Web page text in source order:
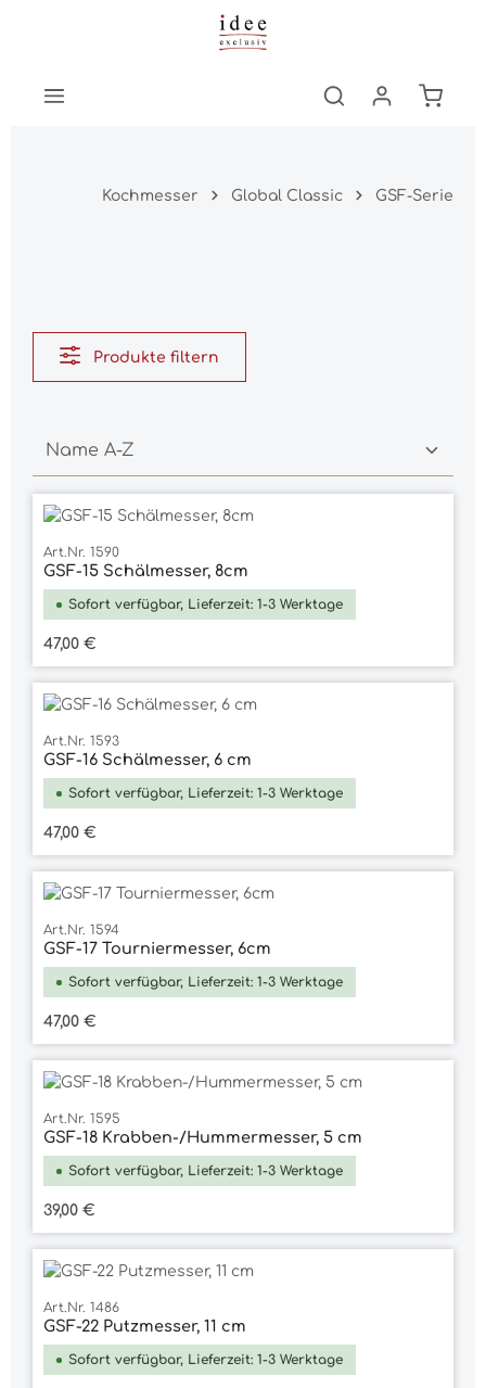
Zum Hauptinhalt springen
Kochmesser Global Classic GSF-Serie
Produkte filtern
Art.Nr. 1590
GSF-15 Schälmesser, 8cm
Sofort verfügbar, Lieferzeit: 1-3 Werktage
Regulärer Preis:
47,00 €
Art.Nr. 1593
GSF-16 Schälmesser, 6 cm
Sofort verfügbar, Lieferzeit: 1-3 Werktage
Regulärer Preis:
47,00 €
Art.Nr. 1594
GSF-17 Tourniermesser, 6cm
Sofort verfügbar, Lieferzeit: 1-3 Werktage
Regulärer Preis:
47,00 €
Art.Nr. 1595
GSF-18 Krabben-/Hummermesser, 5 cm
Sofort verfügbar, Lieferzeit: 1-3 Werktage
Regulärer Preis:
39,00 €
Art.Nr. 1486
GSF-22 Putzmesser, 11 cm
Sofort verfügbar, Lieferzeit: 1-3 Werktage